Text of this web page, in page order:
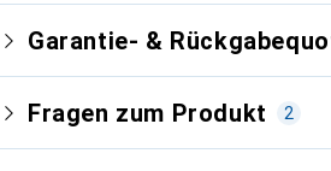
Garantie- &
Fragen zum Produkt 2